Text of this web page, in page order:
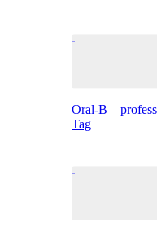
Oral-B –
Tag